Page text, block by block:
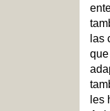
las
les